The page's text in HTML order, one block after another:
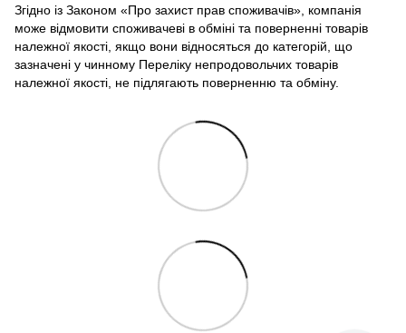
Згідно із Законом «Про захист прав споживачів», компанія
може відмовити споживачеві в обміні та поверненні товарів
належної якості, якщо вони відносяться до категорій, що
зазначені у чинному Переліку непродовольчих товарів
належної якості, не підлягають поверненню та обміну.